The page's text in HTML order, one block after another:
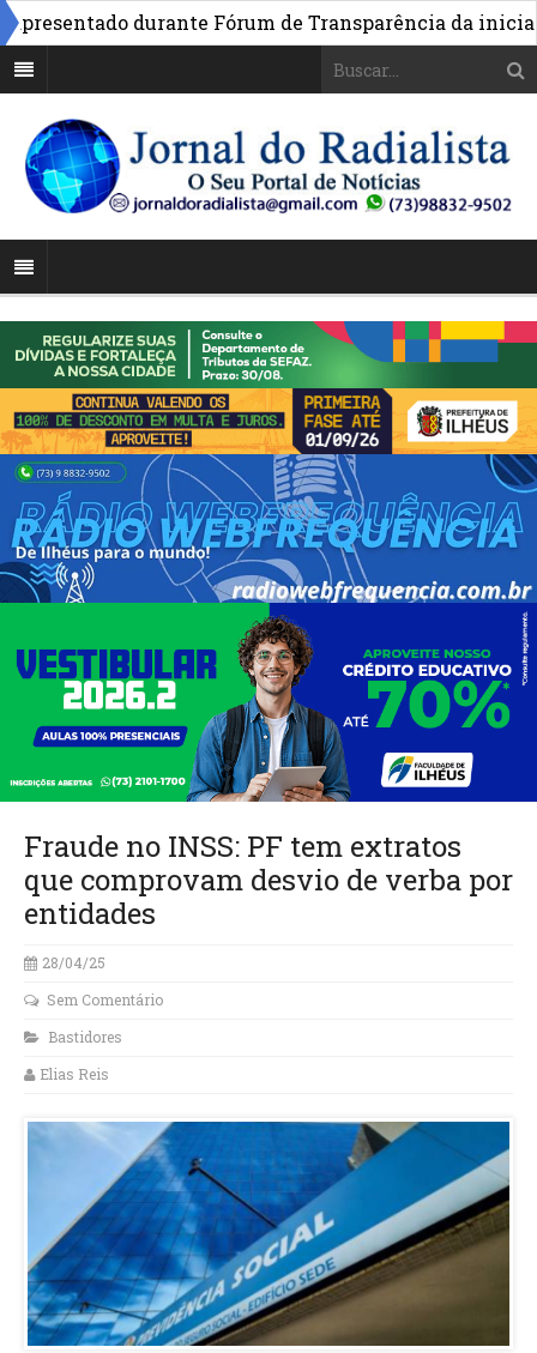
durante Fórum de Transparência da iniciativa
Fraude no INSS: PF tem extratos
que comprovam desvio de verba por
entidades
28/04/25
Sem Comentário
Bastidores
Elias Reis